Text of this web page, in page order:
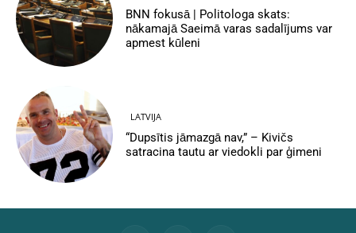
BNN fokusā | Politologa skats:
nākamajā Saeimā varas sadalījums var
apmest kūleni
LATVIJA
“Dupsītis jāmazgā nav,” – Kivičs
satracina tautu ar viedokli par ģimeni